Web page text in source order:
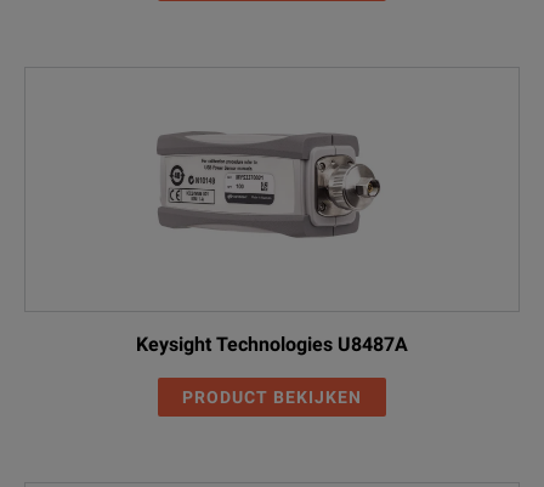
Keysight Technologies U8487A
PRODUCT BEKIJKEN